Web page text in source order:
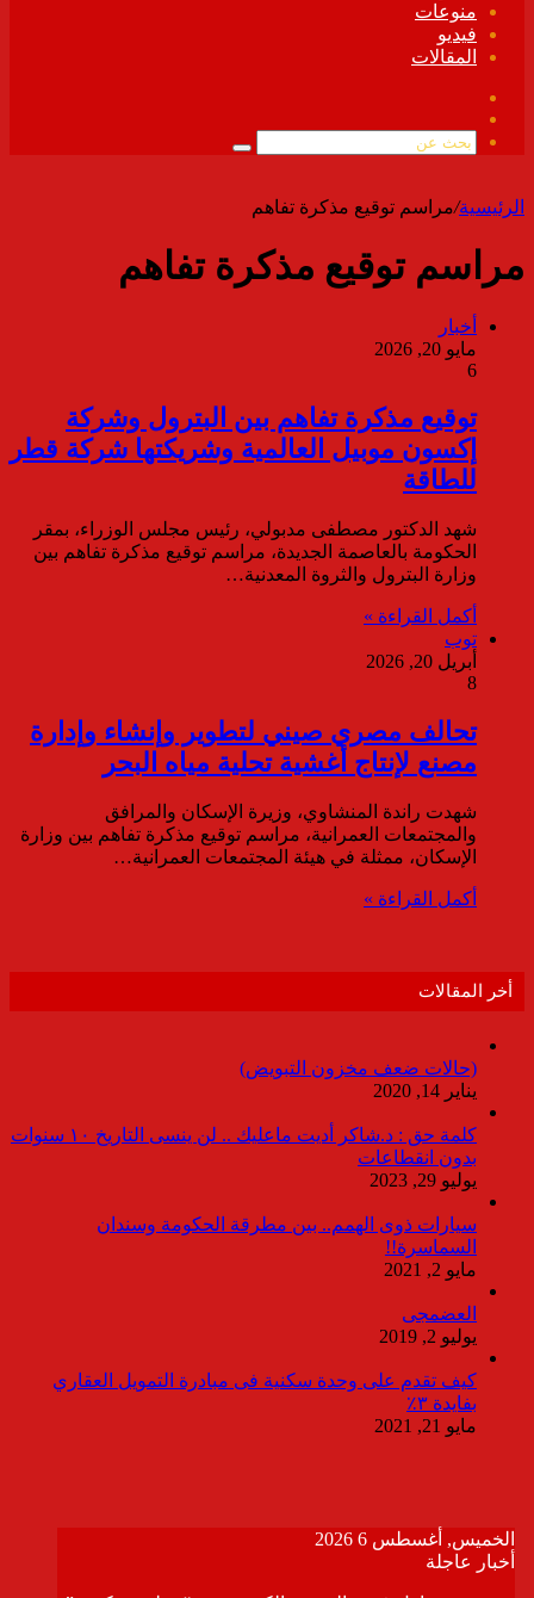
منوعات
فيديو
المقالات
الموقع
بحث
الرئيسية/مراسم توقيع مذكرة تفاهم
مراسم توقيع مذكرة تفاهم
أخبار
مايو 20, 2026
6
توقيع مذكرة تفاهم بين البترول وشركة
إكسون موبيل العالمية وشريكتها شركة قطر
للطاقة
شهد الدكتور مصطفى مدبولي، رئيس مجلس الوزراء، بمقر
الحكومة بالعاصمة الجديدة، مراسم توقيع مذكرة تفاهم بين
وزارة البترول والثروة المعدنية…
أكمل القراءة »
توب
أبريل 20, 2026
8
تحالف مصري صيني لتطوير وإنشاء وإدارة
مصنع لإنتاج أغشية تحلية مياه البحر
شهدت راندة المنشاوي، وزيرة الإسكان والمرافق
والمجتمعات العمرانية، مراسم توقيع مذكرة تفاهم بين وزارة
الإسكان، ممثلة في هيئة المجتمعات العمرانية…
أكمل القراءة »
أخر المقالات
(حالات ضعف مخزون التبويض)
يناير 14, 2020
كلمة حق : د.شاكر أديت ماعليك .. لن ينسى التاريخ ١٠ سنوات
بدون انقطاعات
يوليو 29, 2023
سيارات ذوى الهمم.. بين مطرقة الحكومة وسندان
السماسرة!!
مايو 2, 2021
العضمجى
يوليو 2, 2019
كيف تقدم على وحدة سكنية فى مبادرة التمويل العقاري
بفايدة ٣٪
مايو 21, 2021